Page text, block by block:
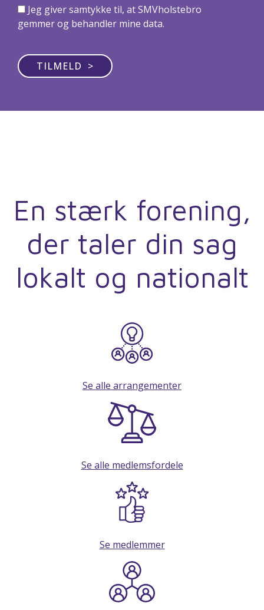
Jeg giver samtykke til, at SMVholstebro
gemmer og behandler mine data.
En stærk forening,
der taler din sag
lokalt og nationalt
Se alle arrangementer
Se alle medlemsfordele
Se medlemmer